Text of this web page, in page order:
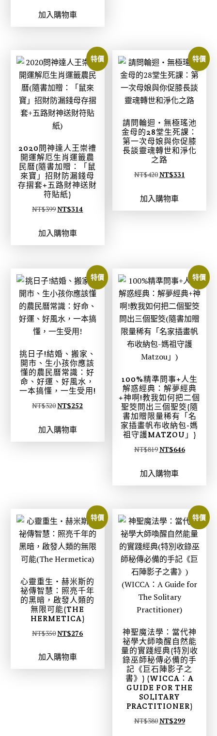
價
格
T
$
4
2
0
。
格
N
T
$
3
3
1
加入購物車
。
。
特價
2020問神達人王崇禮
開運解厄生肖運籤農
民曆(隨書加贈：「鼠
來寶」招財防漏錢母
存摺套+五路財神送財
符貼紙)
NT$399原
價
格
T
$
3
9
9
。
NT$314目
格
N
T
$
3
1
。
加入購物車
特價
請問輪迴‧無極瑤池
金母的28堂生死課：
第一次母娘與你促膝
長談靈魂轉世和淨化
之路
NT$420 原
價
格
4
2
0
。
NT$331
格
3
3
1
。
加入購物車
特價
挑日子!結婚、搬家、
開市、生小孩你應該
懂的農民曆常識：好
命、好運、好風水，
一本搞懂，一生受用!
NT$320原
價
格
2
0
。
NT$252目
格
5
2
。
加入購物車
特價
100%精準問事+人生
解惑經典：解夢經典
+神啊!教我如何把二個
聖筊問出三個聖筊(隨
書加贈限量稀有「名
家插畫帆布收納包-媽
祖守護MATZOU」)
NT$819 原
價
格
T
$
8
1
9
。
NT$646目
格
N
T
$
6
4
6
。
加入購物車
特價
心靈重生‧赫米斯的
祕傳智慧：照亮千年
的黑暗，啟發人類的
無限可能(THE
HERMETICA)
NT$350原
價
格
NT$276目
格
加入購物車
特價
神聖魔法學：當代神
祕學大師喚醒自然能
量的實踐經典(特別收
錄巫師秘傳必備的手
記《巨石陣影子之
書》) (WICCA：A
GUIDE FOR THE
SOLITARY
PRACTITIONER)
NT$380 原
NT$299目